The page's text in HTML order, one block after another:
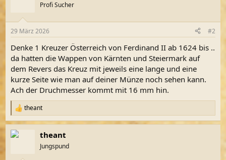
e
:
Profi Sucher
29 März 2026 #2
Denke 1 Kreuzer Österreich von Ferdinand II ab 1624 bis ..
da hatten die Wappen von Kärnten und Steiermark auf
dem Revers das Kreuz mit jeweils eine lange und eine
kurze Seite wie man auf deiner Münze noch sehen kann.
Ach der Druchmesser kommt mit 16 mm hin.
R
e
a
k
theant
theant
Jungspund